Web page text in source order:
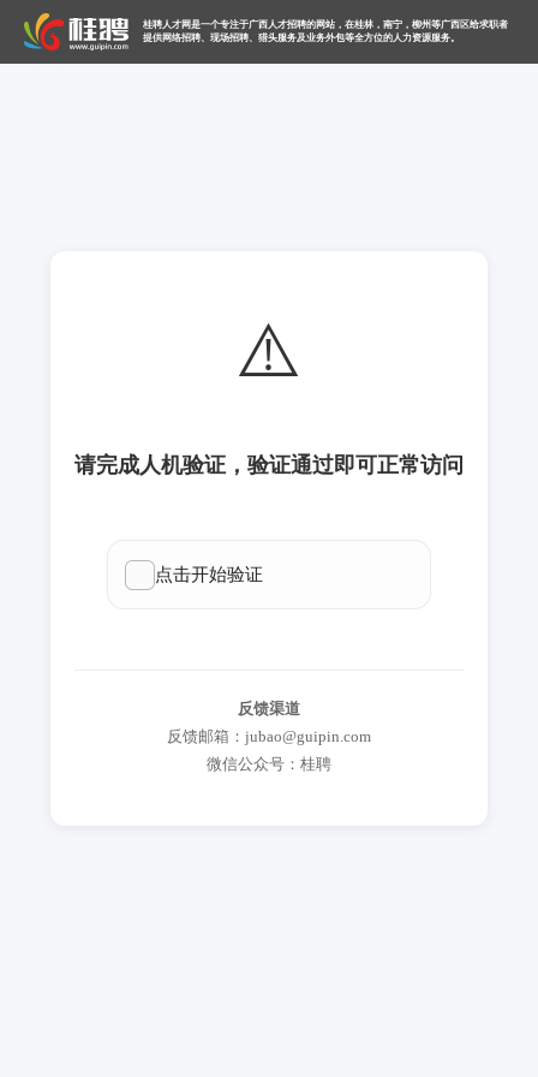
桂聘人才网是一个专注于广西人才招聘的网站，在桂林，南宁，柳州等广西区给求职者
提供网络招聘、现场招聘、猎头服务及业务外包等全方位的人力资源服务。
⚠️
请完成人机验证，验证通过即可正常访问
反馈渠道
反馈邮箱：jubao@guipin.com
微信公众号：桂聘